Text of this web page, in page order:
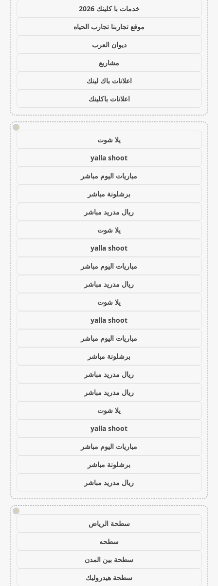
خدمات با كلينك 2026
موقع تجاربنا تجارب الحياه
ديوان العرب
مشاريع
اعلانات باك لينك
اعلانات باكلينك
!
يلا شوت
yalla shoot
مباريات اليوم مباشر
برشلونة مباشر
ريال مدريد مباشر
يلا شوت
yalla shoot
مباريات اليوم مباشر
ريال مدريد مباشر
يلا شوت
yalla shoot
مباريات اليوم مباشر
برشلونة مباشر
ريال مدريد مباشر
ريال مدريد مباشر
يلا شوت
yalla shoot
مباريات اليوم مباشر
برشلونة مباشر
ريال مدريد مباشر
!
سطحة الرياض
سطحه
سطحة بين المدن
سطحة هيدروليك